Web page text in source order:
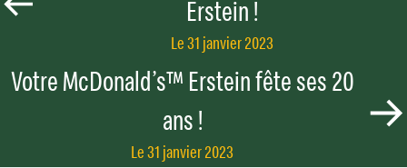
Erstein !
Le 31 janvier 2023
Votre McDonald’s™ Erstein fête ses 20
ans !
Le 31 janvier 2023